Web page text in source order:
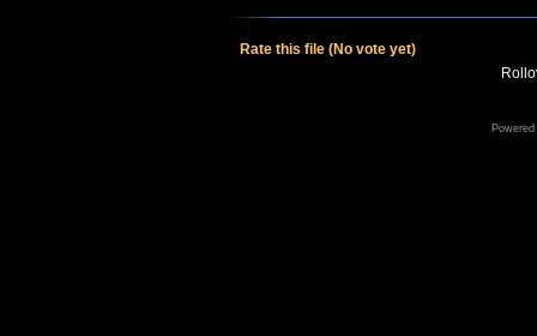
Rate this file (No vote yet)